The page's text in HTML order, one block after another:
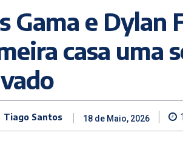
Gama e Dylan
casa uma
Tiago Santos 18 de Maio, 2026 1